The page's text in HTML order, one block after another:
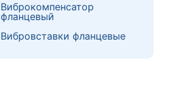
Виброкомпенсатор
фланцевый
Вибровставки фланцевые